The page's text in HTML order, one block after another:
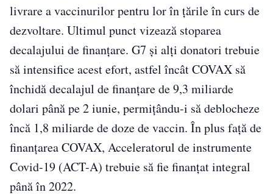
livrare a vaccinurilor pentru lor în țările în curs de
dezvoltare. Ultimul punct vizează stoparea
decalajului de finanțare. G7 și alți donatori trebuie
să intensifice acest efort, astfel încât COVAX să
închidă decalajul de finanțare de 9,3 miliarde
dolari până pe 2 iunie, permițându-i să deblocheze
încă 1,8 miliarde de doze de vaccin. În plus față de
finanțarea COVAX, Acceleratorul de instrumente
Covid-19 (ACT-A) trebuie să fie finanțat integral
până în 2022.